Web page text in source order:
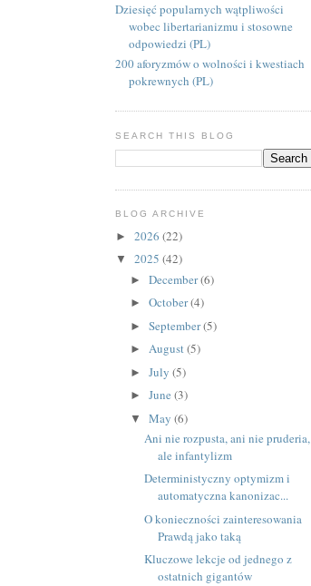
Dziesięć popularnych wątpliwości
wobec libertarianizmu i stosowne
odpowiedzi (PL)
200 aforyzmów o wolności i kwestiach
pokrewnych (PL)
SEARCH THIS BLOG
BLOG ARCHIVE
► 2026 (22)
▼ 2025 (42)
► December(6)
► October(4)
► September(5)
► August(5)
► July (5)
► June (3)
▼ May (6)
Ani nie rozpusta, ani nie pruderia,
ale infantylizm
Deterministyczny optymizm i
automatyczna kanonizac...
O konieczności zainteresowania
Prawdą jako taką
Kluczowe lekcje od jednego z
ostatnich gigantów